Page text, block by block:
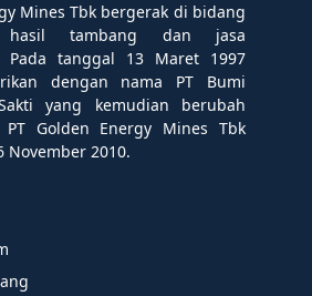
Mines Tbk bergerak di bidang
hasil tambang dan jasa
Pada tanggal 13 Maret 1997
dengan nama PT Bumi
yang kemudian berubah
Golden Energy Mines Tbk
November 2010.